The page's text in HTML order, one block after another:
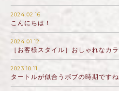
2024.02.16
こんにちは！
2024.01.12
［お客様スタイル］おしゃれなカ
2023.10.11
タートルが似合うボブの時期ですね